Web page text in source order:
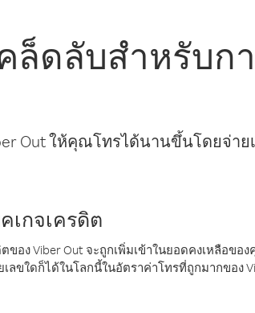
ล็ดลับสำหรับก
Out ให้คุณโทรได้นานขึ้นโดยจ่า
เกจเครดิต
ตของ Viber Out จะถูกเพิ่มเข้าในยอดคงเหลือข
เลขใดก็ได้ในโลกนี้ในอัตราค่าโทรที่ถูกมากของ